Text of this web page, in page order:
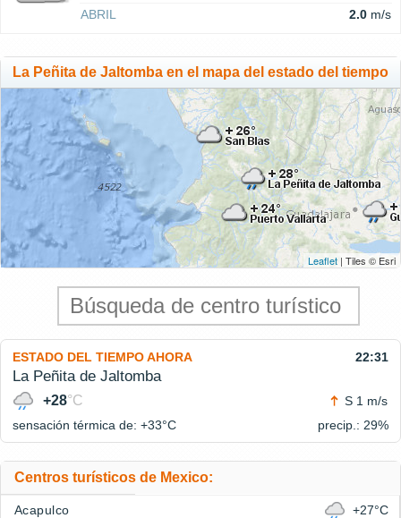
ABRIL
2.0 m/s
La Peñita de Jaltomba en el mapa del estado del tiempo
Leaflet | Tiles © Esri
ESTADO DEL TIEMPO AHORA 22:31
La Peñita de Jaltomba
+28°C
S 1 m/s
sensación térmica de: +33°C precip.: 29%
Centros turísticos de Mexico:
Acapulco +27°C